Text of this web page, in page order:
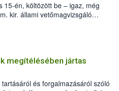
15-én, költözött be – igaz, még
kir. állami vetőmagvizsgáló
alatti, Czigler Győző által
megítélésében jártas
és forgalmazásáról szóló